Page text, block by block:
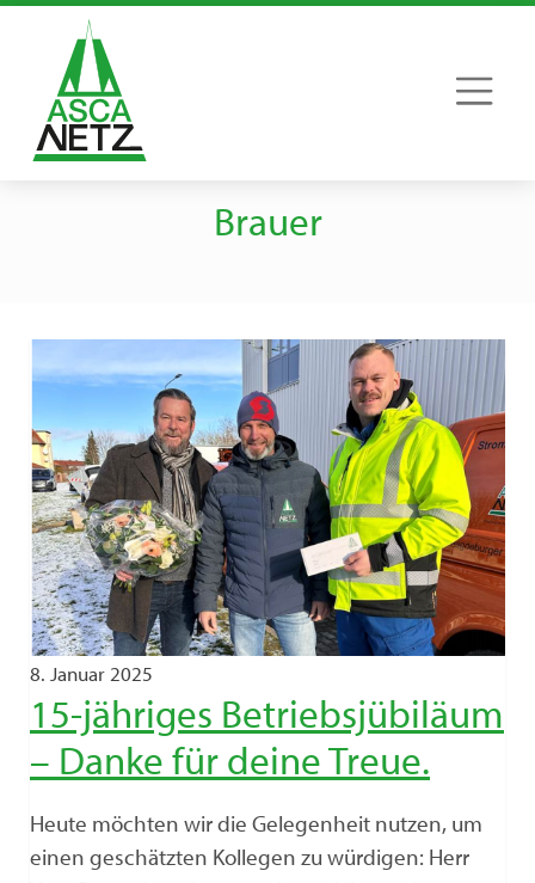
Brauer
8. Januar 2025
15-jähriges Betriebsjübiläum
– Danke für deine Treue.
Heute möchten wir die Gelegenheit nutzen, um
einen geschätzten Kollegen zu würdigen: Herr